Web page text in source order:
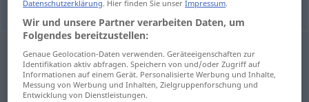
Datenschutzerklärung. Hier finden Sie unserImpressum.
Wir und unsere Partner verarbeiten Daten, um
Folgendes bereitzustellen:
Genaue Geolocation-Daten verwenden. Geräteeigenschaften zur
Identifikation aktiv abfragen. Speichern von und/oder Zugriff auf
Informationen auf einem Gerät. Personalisierte Werbung und Inhalte,
Messung von Werbung und Inhalten, Zielgruppenforschung und
Entwicklung von Dienstleistungen.